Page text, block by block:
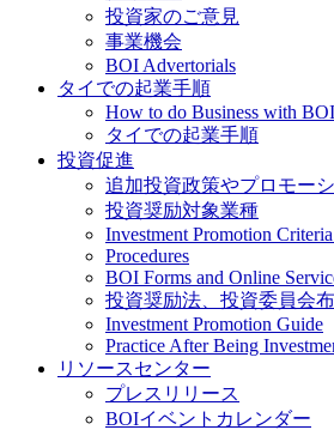
投資家のご意見
事業機会
BOI Advertorials
タイでの起業手順
How to do Business with BOI
タイでの起業手順
投資促進
追加投資政策やプロモー
投資奨励対象業種
Investment Promotion
Procedures
BOI Forms and Online
投資奨励法、投資委員会
Investment Promotion Guide
Practice After Being
リソースセンター
プレスリリース
BOIイベントカレンダー